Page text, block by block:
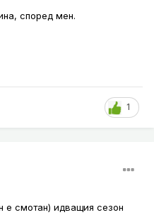
според мен.
1
е смотан) идващия сезон